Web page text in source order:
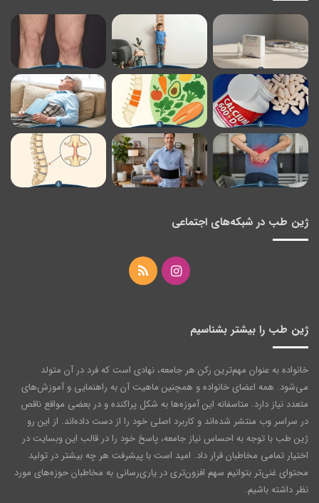
ژین طب در شبکه‌های اجتماعی
اینستاگرامخوراک
ژین طب را بیشتر بشناسیم
خانواده به عنوان مهم‌ترین رکن هر جامعه‌، نهادی است که فرد در آن متولد
می‌شود. همه اعضای خانواده و همچنین ماهیت آن به راهنمایی و آموزش‌های
متعدد نیاز دارد. متاسفانه این آموزه‌ها به شکل پراکنده و در بعضی مواقع ناقص
در سراسر وب منتشر شده‌اند و کاربرد اصلی خود را از دست داده‌اند. از این رو
ژین طب با توجه به احساس نیاز جامعه، پاسخ خود را در قالب این وبسایت در
اختیار تمامی مخاطبان قرار داد. امید است با پیشرفت هر چه بیشتر در تولید
محتوای غنی‌تر بتوانیم سهم افزون‌تری در یاری‌رسانی به مخاطبان حوزه‌های مورد
نظر داشته باشیم.